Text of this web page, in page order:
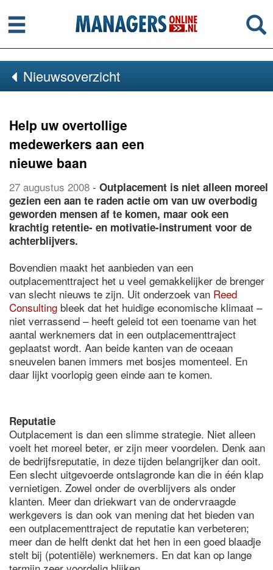
Menu
Nieuwsoverzicht
Help uw overtollige
medewerkers aan een
nieuwe baan
27 augustus 2008 - Outplacement is niet alleen moreel
gezien een aan te raden actie om van uw overbodig
geworden mensen af te komen, maar ook een
krachtig retentie- en motivatie-instrument voor de
achterblijvers.
Bovendien maakt het aanbieden van een
outplacementtraject het u veel gemakkelijker de brenger
van slecht nieuws te zijn. Uit onderzoek van Reed
Consulting bleek dat het huidige economische klimaat –
niet verrassend – heeft geleid tot een toename van het
aantal werknemers dat in een outplacementtraject
geplaatst wordt. Aan beide kanten van de oceaan
sneuvelen banen immers met bosjes momenteel. En
daar lijkt voorlopig geen einde aan te komen.
Reputatie
Outplacement is dan een slimme strategie. Niet alleen
voelt het moreel beter, er zijn meer voordelen. Denk aan
de bedrijfsreputatie, in deze tijden belangrijker dan ooit.
Een slecht uitgevoerde ontslagronde kan die in één klap
vernietigen. Zowel onder de overblijvers als onder
klanten. Meer dan driekwart van de ondervraagde
werkgevers is dan ook van mening dat het bieden van
een outplacementtraject de reputatie kan verbeteren;
meer dan de helft denkt dat het hen in een goed blaadje
stelt bij (potentiële) werknemers. En dat kan op lange